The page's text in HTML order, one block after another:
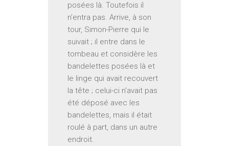
posées là. Toutefois il
n’entra pas. Arrive, à son
tour, Simon-Pierre qui le
suivait ; il entre dans le
tombeau et considère les
bandelettes posées là et
le linge qui avait recouvert
la tête ; celui-ci n’avait pas
été déposé avec les
bandelettes, mais il était
roulé à part, dans un autre
endroit.